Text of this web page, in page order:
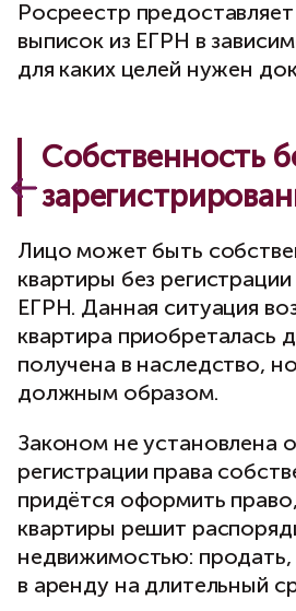
Росреестр
выписок из ЕГРН в
для каких целей нужен
Собственность
Лицо может быть
квартиры без
ЕГРН. Данная ситуация
квартира приобреталась
получена в наследство,
должным образом.
Законом не установлена
регистрации права
придётся оформить
квартиры решит
недвижимостью: продать,
в аренду на длительный